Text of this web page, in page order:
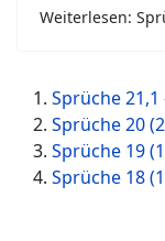
Weiterlesen:
Sprüche 21,1
Sprüche 20
Sprüche 19
Sprüche 18